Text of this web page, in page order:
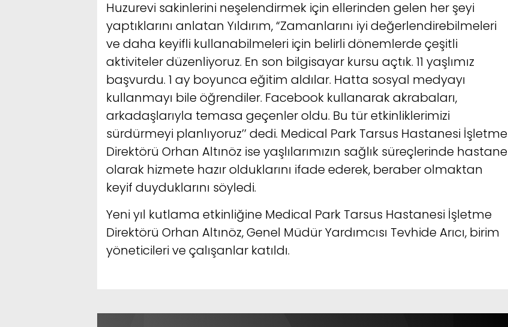
Huzurevi sakinlerini neşelendirmek için ellerinden gelen her şeyi
yaptıklarını anlatan Yıldırım, “Zamanlarını iyi değerlendirebilmeleri
ve daha keyifli kullanabilmeleri için belirli dönemlerde çeşitli
aktiviteler düzenliyoruz. En son bilgisayar kursu açtık. 11 yaşlımız
başvurdu. 1 ay boyunca eğitim aldılar. Hatta sosyal medyayı
kullanmayı bile öğrendiler. Facebook kullanarak akrabaları,
arkadaşlarıyla temasa geçenler oldu. Bu tür etkinliklerimizi
sürdürmeyi planlıyoruz’’ dedi. Medical Park Tarsus Hastanesi İşletme
Direktörü Orhan Altınöz ise yaşlılarımızın sağlık süreçlerinde hastane
olarak hizmete hazır olduklarını ifade ederek, beraber olmaktan
keyif duyduklarını söyledi.
Yeni yıl kutlama etkinliğine Medical Park Tarsus Hastanesi İşletme
Direktörü Orhan Altınöz, Genel Müdür Yardımcısı Tevhide Arıcı, birim
yöneticileri ve çalışanlar katıldı.